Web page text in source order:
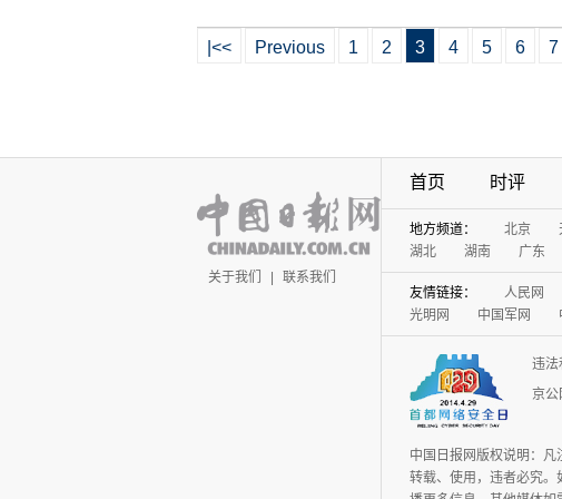
|<< Previous 1 2 3 4 5 6 7
关于我们 | 联系我们
首页 时评
地方频道： 北京
湖北
湖南 广东
友情链接： 人民网
光明网
中国军网
违法
京公
中国日报网版权说明：凡
转载、使用，违者必究。